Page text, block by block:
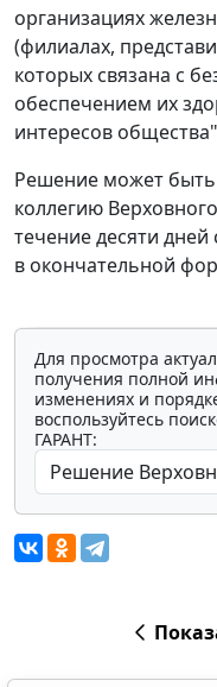
организациях
(филиалах,
которых связана с
обеспечением их
интересов
Решение может
коллегию
течение десяти
в окончательной
Для просмотра
получения полной
изменениях и
воспользуйтесь
ГАРАНТ: